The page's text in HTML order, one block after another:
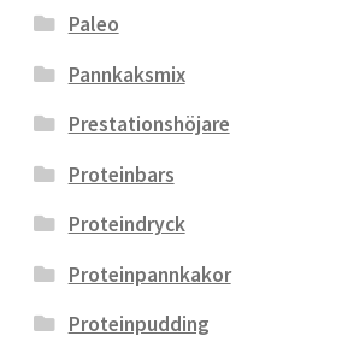
Paleo
Pannkaksmix
Prestationshöjare
Proteinbars
Proteindryck
Proteinpannkakor
Proteinpudding